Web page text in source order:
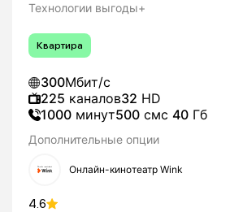
Технологии выгоды+
Квартира
300Мбит/с
225 каналов32 HD
1000 минут500 смс 40 Гб
Дополнительные опции
Онлайн-кинотеатр Wink
4.6